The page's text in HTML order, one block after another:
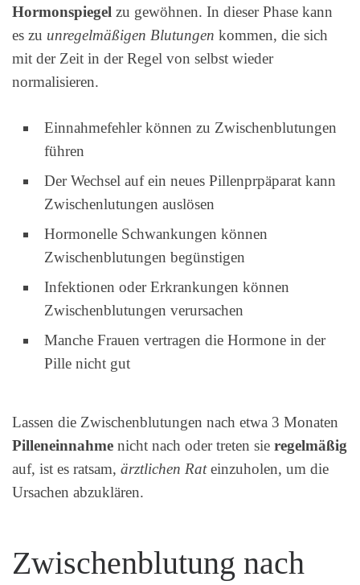
Hormonspiegel zu gewöhnen. In dieser Phase kann
es zu unregelmäßigen Blutungen kommen, die sich
mit der Zeit in der Regel von selbst wieder
normalisieren.
Einnahmefehler können zu Zwischenblutungen
führen
Der Wechsel auf ein neues Pillenprpäparat kann
Zwischenlutungen auslösen
Hormonelle Schwankungen können
Zwischenblutungen begünstigen
Infektionen oder Erkrankungen können
Zwischenblutungen verursachen
Manche Frauen vertragen die Hormone in der
Pille nicht gut
Lassen die Zwischenblutungen nach etwa 3 Monaten
Pilleneinnahme nicht nach oder treten sie regelmäßig
auf, ist es ratsam, ärztlichen Rateinzuholen, um die
Ursachen abzuklären.
Zwischenblutung nach